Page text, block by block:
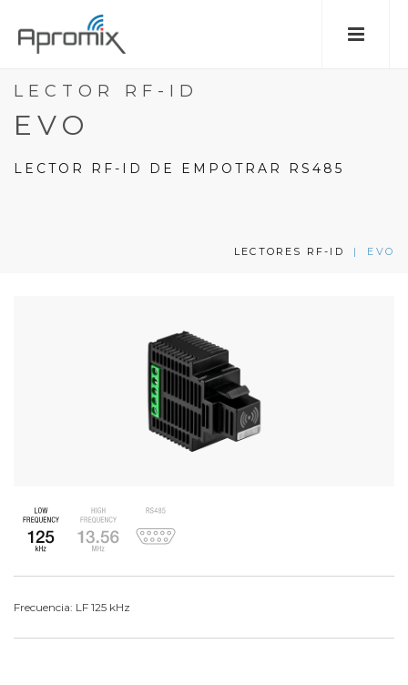
LECTOR RF-ID
EVO
LECTOR RF-ID DE EMPOTRAR RS485
LECTORES RF-ID | EVO
Frecuencia: LF 125 kHz